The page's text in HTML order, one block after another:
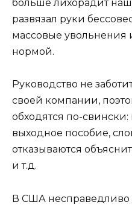
больше лихорадит
развязал руки
массовые увольнения
нормой.
Руководство не
своей компании,
обходятся по-
выходное пособие,
отказываются
и т.д.
В США несправедливо